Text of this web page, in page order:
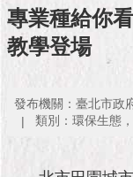
民
服
務
府
團
隊
專業種給你
教學登場
發布機關：臺北市政
類別：環保生態